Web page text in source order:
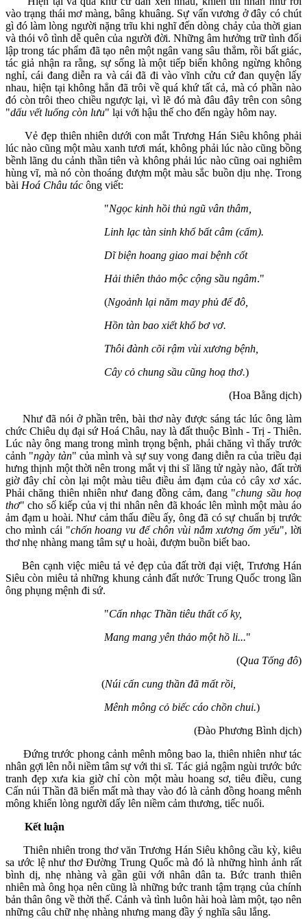
vào trạng thái mơ màng, bâng khuâng. Sự vấn vương ở đây có chút
gì đó làm lòng người nặng trĩu khi nghĩ đến dòng chảy của thời gian
và thói vô tình dễ quên của người đời. Những âm hưởng trữ tình đối
lập trong tác phẩm đã tạo nên một ngân vang sâu thẳm, rồi bất giác,
tác giả nhận ra rằng, sự sống là một tiếp biến không ngừng không
nghỉ, cái đang diễn ra và cái đã đi vào vĩnh cửu cứ đan quyện lấy
nhau, hiện tại không hẳn đã trôi về quá khứ tất cả, mà có phần nào
đó còn trôi theo chiều ngược lại, vì lẽ đó mà đâu đây trên con sông
"dấu vết luống còn lưu" lại với hậu thế cho đến ngày hôm nay.
Vẻ đẹp thiên nhiên dưới con mắt Trương Hán Siêu không phải
lúc nào cũng một màu xanh tươi mát, không phải lúc nào cũng bồng
bềnh lãng du cảnh thần tiên và không phải lúc nào cũng oai nghiêm
hùng vĩ, mà nó còn thoáng đượm một màu sắc buồn dịu nhẹ. Trong
bài Hoá Châu tác ông viết:
"Ngọc kinh hồi thủ ngũ vân thâm,
Linh lạc tàn sinh khổ bất câm (cấm).
Dĩ biện hoang giao mai bệnh cốt
Hải thiên thảo mộc cộng sầu ngâm."
(Ngoảnh lại năm may phủ đế đô,
Hồn tàn bao xiết khổ bơ vơ.
Thôi đành cõi rậm vùi xương bệnh,
Cây cỏ chung sầu cũng hoạ thơ.)
(Hoa Bằng dịch)
Như đã nói ở phần trên, bài thơ này được sáng tác lúc ông làm
chức Chiêu dụ đại sứ Hoá Châu, nay là đất thuộc Bình - Trị - Thiên.
Lúc này ông mang trong mình trọng bệnh, phải chăng vì thấy trước
cảnh "ngày tàn" của mình và sự suy vong đang diễn ra của triều đại
hưng thịnh một thời nên trong mắt vị thi sĩ lãng tử ngày nào, đất trời
giờ đây chỉ còn lại một màu tiêu điều ảm đạm của cỏ cây xơ xác.
Phải chăng thiên nhiên như đang đồng cảm, đang "chung sầu hoạ
thơ" cho số kiếp của vị thi nhân nên đã khoác lên mình một màu áo
ảm đạm u hoài. Như cảm thấu điều ấy, ông đã có sự chuẩn bị trước
cho mình cái "chốn hoang vu để chôn vùi nắm xương ốm yếu", lời
thơ nhẹ nhàng mang tâm sự u hoài, đượm buồn biết bao.
Bên cạnh việc miêu tả vẻ đẹp của đất trời đại việt, Trương Hán
Siêu còn miêu tả những khung cảnh đất nước Trung Quốc trong lần
ông phụng mệnh đi sứ.
"Cấn nhạc Thần tiêu thất cố ky,
Mang mang yên thảo một hồ li..."
(Qua Tống đô)
(Núi cấn cung thần đã mất rồi,
Mênh mông cỏ biếc cáo chồn chui.)
(Đào Phương Bình dịch)
Đứng trước phong cảnh mênh mông bao la, thiên nhiên như tác
nhân gợi lên nỗi niềm tâm sự với thi sĩ. Tác giả ngậm ngùi trước bức
tranh đẹp xưa kia giờ chỉ còn một màu hoang sơ, tiêu điều, cung
Cấn núi Thần đã biến mất mà thay vào đó là cảnh đồng hoang mênh
mông khiến lòng người dấy lên niềm cảm thương, tiếc nuối.
Kết luận
Thiên nhiên trong thơ văn Trương Hán Siêu không cầu kỳ, kiêu
sa ước lệ như thơ Đường Trung Quốc mà đó là những hình ảnh rất
bình dị, nhẹ nhàng và gần gũi với nhân dân ta. Bức tranh thiên
nhiên mà ông họa nên cũng là những bức tranh tậm trạng của chính
bản thân ông về thời thế. Cảnh và tình luôn hài hoà làm một, tạo nên
những câu chữ nhẹ nhàng nhưng mang đầy ý nghĩa sâu lắng.